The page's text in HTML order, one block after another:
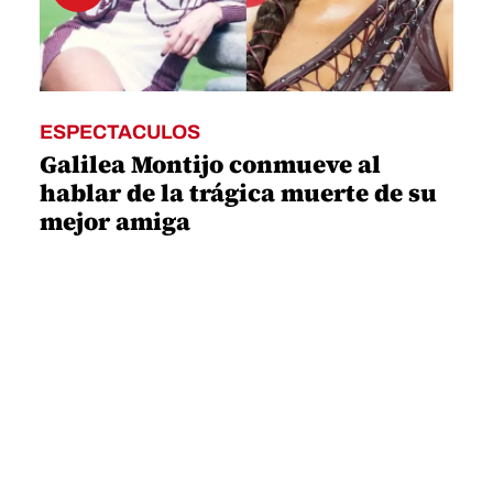
ESPECTACULOS
Galilea Montijo conmueve al
hablar de la trágica muerte de su
mejor amiga